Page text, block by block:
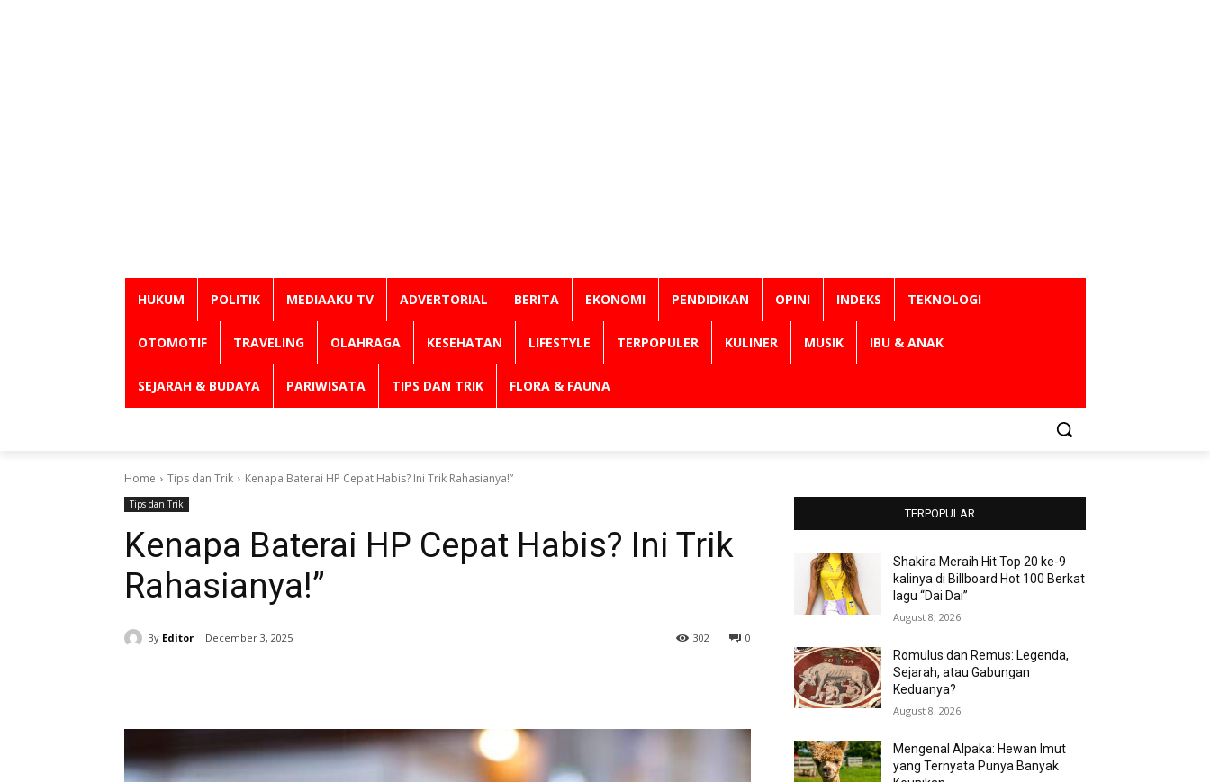
HUKUM POLITIK MEDIAAKU TV ADVERTORIAL BERITA EKONOMI PENDIDIKAN OPINI INDEKS TEKNOLOGI
OTOMOTIF TRAVELING OLAHRAGA KESEHATAN LIFESTYLE TERPOPULER KULINER MUSIK IBU & ANAK
SEJARAH & BUDAYA PARIWISATA TIPS DAN TRIK FLORA & FAUNA
Home Tips dan Trik Kenapa Baterai HP Cepat Habis? Ini Trik Rahasianya!”
Tips dan Trik
Kenapa Baterai HP Cepat Habis? Ini Trik
Rahasianya!”
By Editor December 3, 2025 0
302
TERPOPULAR
Shakira Meraih Hit Top 20 ke-9
kalinya di Billboard Hot 100 Berkat
lagu “Dai Dai”
August 8, 2026
Romulus dan Remus: Legenda,
Sejarah, atau Gabungan
Keduanya?
August 8, 2026
Mengenal Alpaka: Hewan Imut
yang Ternyata Punya Banyak